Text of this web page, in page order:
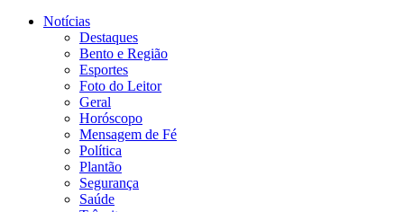
Notícias
Destaques
Bento e Região
Esportes
Foto do Leitor
Geral
Horóscopo
Mensagem de Fé
Política
Plantão
Segurança
Saúde